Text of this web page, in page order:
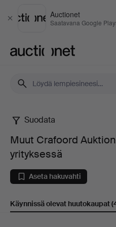
Sulje
Auctionet
Saatavana Google
Muut
Crafoord
Auktioner
Malmö
Suodata
Muut Crafoord
yrityksessä
Aseta hakuvahti
Käynnissä olevat huutokaupat